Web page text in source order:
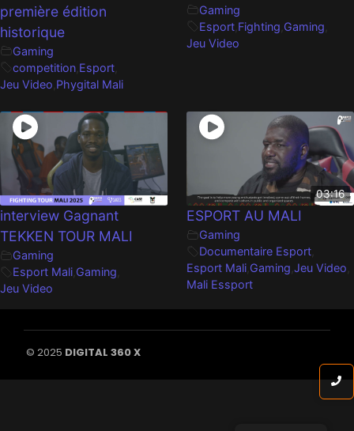
première édition
historique
Gaming
competition Esport
Jeu Video Phygital Mali
Gaming
Esport Fighting Gaming
Jeu Video
interview Gagnant
TEKKEN TOUR MALI
Gaming
Esport Mali Gaming
Jeu Video
03:16
ESPORT AU MALI
Gaming
Documentaire Esport
Esport Mali Gaming Jeu Video
Mali Essport
© 2025 DIGITAL 360 X